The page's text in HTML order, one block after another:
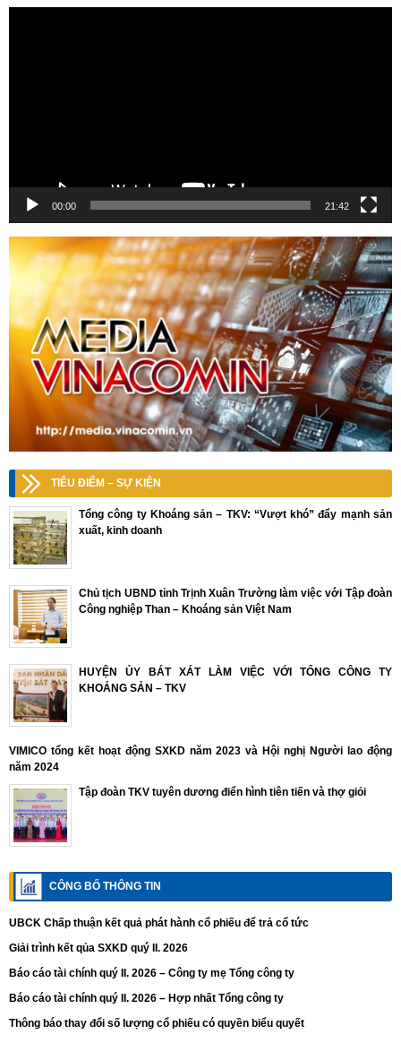
00:00 21:42
TIÊU ĐIỂM – SỰ KIỆN
Tổng công ty Khoáng sản – TKV: “Vượt khó” đẩy mạnh sản
xuất, kinh doanh
Chủ tịch UBND tỉnh Trịnh Xuân Trường làm việc với Tập đoàn
Công nghiệp Than – Khoáng sản Việt Nam
HUYỆN ỦY BÁT XÁT LÀM VIỆC VỚI TỔNG CÔNG TY
KHOÁNG SẢN – TKV
VIMICO tổng kết hoạt động SXKD năm 2023 và Hội nghị Người lao động
năm 2024
Tập đoàn TKV tuyên dương điển hình tiên tiến và thợ giỏi
CÔNG BỐ THÔNG TIN
UBCK Chấp thuận kết quả phát hành cổ phiếu để trả cổ tức
Giải trình kết qủa SXKD quý II. 2026
Báo cáo tài chính quý II. 2026 – Công ty mẹ Tổng công ty
Báo cáo tài chính quý II. 2026 – Hợp nhất Tổng công ty
Thông báo thay đổi số lượng cổ phiếu có quyền biểu quyết